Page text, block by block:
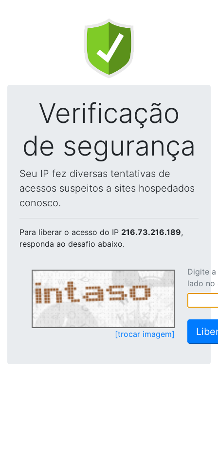
Verificação
de segurança
Seu IP fez diversas tentativas de
acessos suspeitos a sites hospedados
conosco.
Para liberar o acesso do IP 216.73.216.189,
responda ao desafio abaixo.
[trocar imagem]
Digite
lado no